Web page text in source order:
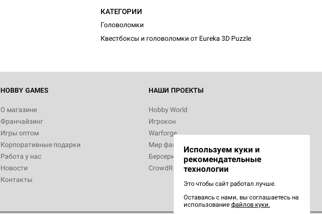
КАТЕГОРИИ
Головоломки
Квестбоксы и головоломки от Eureka 3D Puzzle
HOBBY GAMES
О магазине
Франчайзинг
Игры оптом
Корпоративные подарки
Работа у нас
Новости
Контакты
НАШИ ПРОЕКТЫ
Hobby World
Игрокон
Warforge
Мир фантастики
Берсерк
CrowdRepublic
Используем куки и
рекомендательные
технологии
Это чтобы сайт работал лучше.
Оставаясь с нами, вы соглашаетесь на
использование файлов куки.